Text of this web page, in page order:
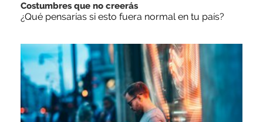
Costumbres que no creerás
¿Qué pensarías si esto fuera normal en tu país?